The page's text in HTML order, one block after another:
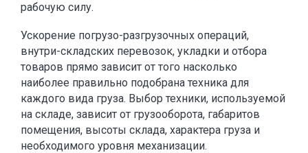
рабочую силу.
Ускорение погрузо-разгрузочных операций,
внутри-складских перевозок, укладки и отбора
товаров прямо зависит от того насколько
наиболее правильно подобрана техника для
каждого вида груза. Выбор техники, используемой
на складе, зависит от грузооборота, габаритов
помещения, высоты склада, характера груза и
необходимого уровня механизации.